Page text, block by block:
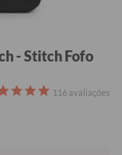
- Stitch Fofo
116 avaliações